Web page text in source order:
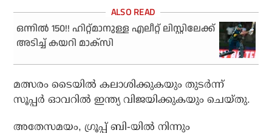
ഒന്നില്‍ 150!! ഹിറ്റ്മാനുള്ള എലീറ്റ് ലിസ്റ്റിലേക്ക്
അടിച്ച് കയറി മാക്‌സി
മത്സരം ടൈയില്‍ കലാശിക്കുകയും തുടര്‍ന്ന്
സൂപ്പര്‍ ഓവറില്‍ ഇന്ത്യ വിജയിക്കുകയും ചെയ്തു.
അതേസമയം, ഗ്രൂപ്പ് ബി-യില്‍ നിന്നും